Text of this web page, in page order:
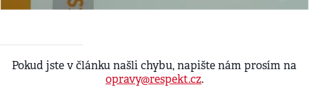
Pokud jste v článku našli chybu, napište nám prosím na
opravy@respekt.cz.